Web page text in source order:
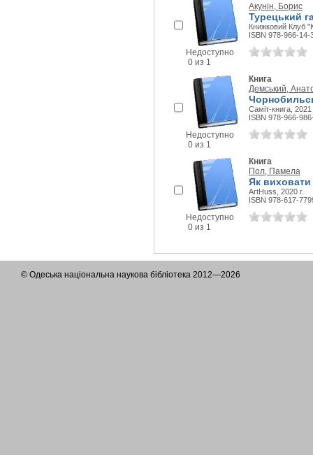
Недоступно
0 из 1
Акунін, Борис
Турецький
Книжковий Клуб
ISBN 978-966-14-
Недоступно
0 из 1
Книга
Демський,
Саміт-книга, 2021
ISBN 978-966-
Недоступно
0 из 1
Книга
Пол, Памела
Як виховати
ArtHuss, 2020 г.
ISBN 978-617-
© Одеська національна наукова бібліотека 2012—2026